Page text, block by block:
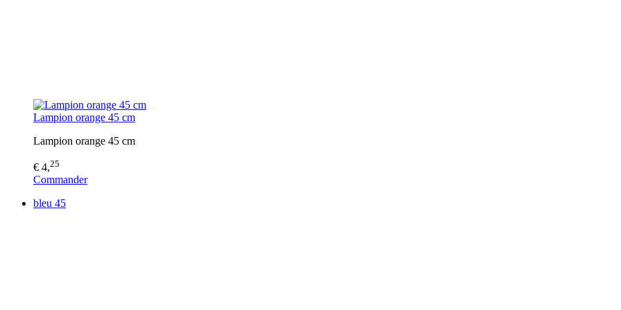
Lampion orange 45 cm
Lampion orange 45 cm
€ 4,25
Commander
bleu 45